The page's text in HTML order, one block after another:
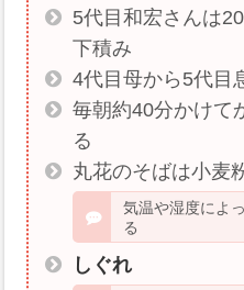
5代目和宏さんは
下積み
4代目母から5代目
毎朝約40分かけて
る
丸花のそばは小麦
気温や湿度によ
る
しぐれ